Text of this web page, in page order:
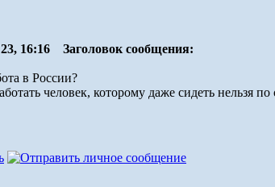
16:16 Заголовок сообщения:
в России?
человек, которому даже сидеть нельзя по